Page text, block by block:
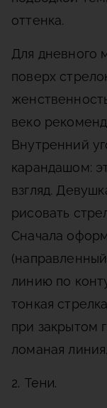
оттенка.
Для дневного
поверх
веко
Внутренний
карандашом:
взгляд.
рисовать
Сначала
линию по
тонкая
при закрытом
ломаная линия.
2. Тени.